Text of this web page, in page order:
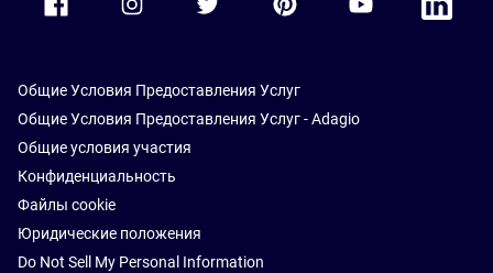
Общие Условия Предоставления Услуг
Общие Условия Предоставления Услуг - Adagio
Общие условия участия
Конфиденциальность
Файлы cookie
Юридические положения
Do Not Sell My Personal Information